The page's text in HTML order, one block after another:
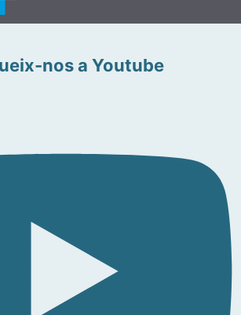
nos a Youtube